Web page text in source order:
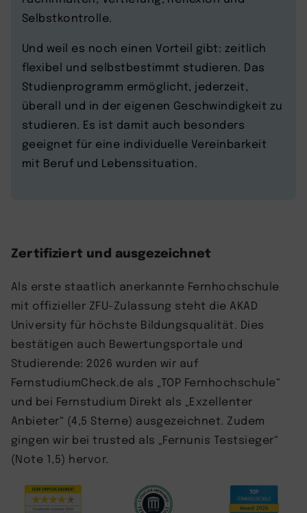
Selbstkontrolle.
Und weil es noch einen Vorteil gibt: zeitlich
flexibel und selbstbestimmt studieren. Das
Studienprogramm ermöglicht, jederzeit,
überall und in der eigenen Geschwindigkeit zu
studieren. Es ist damit auch besonders
geeignet für eine individuelle Vereinbarkeit
mit Beruf und Lebenssituation.
Zertifiziert und ausgezeichnet
Als erste staatlich anerkannte Fernhochschule
mit offizieller ZFU-Zulassung steht die AKAD
University für höchste Bildungsqualität. Dies
bestätigen auch Bewertungsportale und
Studierende: 2026 wurden wir auf
FernstudiumCheck.de als „TOP Fernhochschule“
und bei Fernstudium Direkt als „Exzellenter
Anbieter“ (4,5 Sterne) ausgezeichnet. Zudem
gingen wir bei trusted als „Fernunis Testsieger“
(Note 1,5) hervor.